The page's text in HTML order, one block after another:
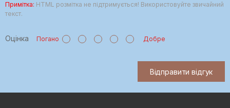
Примітка: HTML розмітка не підтримується! Використовуйте звичайний
текст.
Оцінка Погано Добре
Відправити відгук